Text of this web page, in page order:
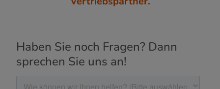
Haben Sie noch Fragen? Dann
sprechen Sie uns an!